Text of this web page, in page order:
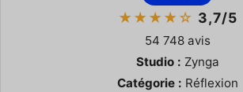
★★★★☆ 3,7/5
54 748 avis
Studio : Zynga
Catégorie : Réflexion